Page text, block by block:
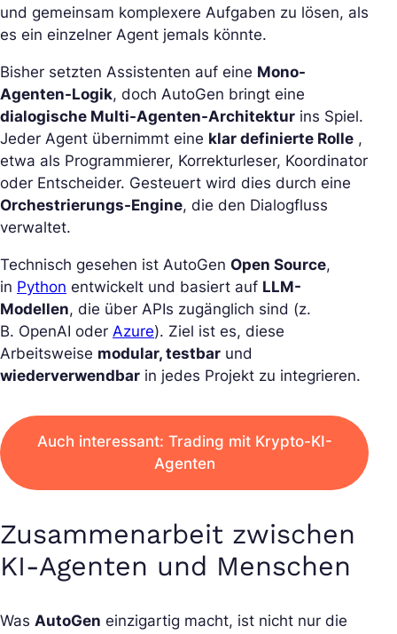
und gemeinsam komplexere Aufgaben zu lösen, als
es ein einzelner Agent jemals könnte.
Bisher setzten Assistenten auf eine Mono-
Agenten-Logik, doch AutoGen bringt eine
dialogische Multi-Agenten-Architektur ins Spiel.
Jeder Agent übernimmt eine klar definierte Rolle ,
etwa als Programmierer, Korrekturleser, Koordinator
oder Entscheider. Gesteuert wird dies durch eine
Orchestrierungs-Engine, die den Dialogfluss
verwaltet.
Technisch gesehen ist AutoGen Open Source,
in Python entwickelt und basiert auf LLM-
Modellen, die über APIs zugänglich sind (z.
B. OpenAI oder Azure). Ziel ist es, diese
Arbeitsweise modular, testbar und
wiederverwendbar in jedes Projekt zu integrieren.
Auch interessant: Trading mit Krypto-KI-
Agenten
Zusammenarbeit zwischen
KI-Agenten und Menschen
Was AutoGen einzigartig macht, ist nicht nur die